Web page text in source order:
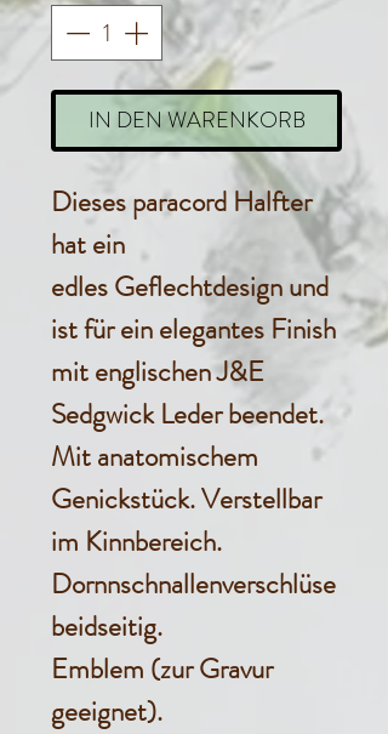
IN DEN WARENKORB
Dieses paracord Halfter
hat ein
edles Geflechtdesign und
ist für ein elegantes Finish
mit englischen J&E
Sedgwick Leder beendet.
Mit anatomischem
Genickstück. Verstellbar
im Kinnbereich.
Dornnschnallenverschlüse
beidseitig.
Emblem (zur Gravur
geeignet).